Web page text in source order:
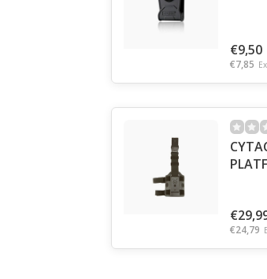
€9,50
€7,85
€24,79